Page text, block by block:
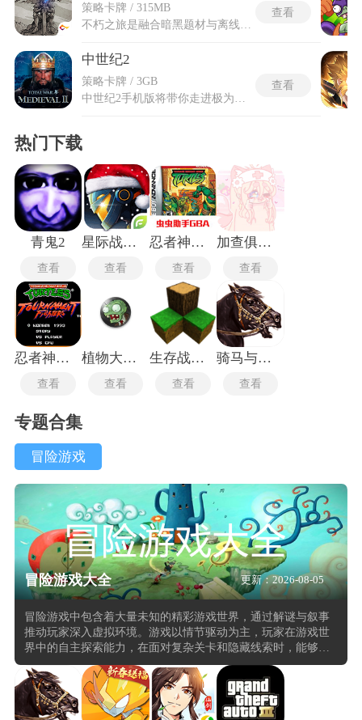
策略卡牌 / 315MB
不朽之旅是融合暗黑题材与离线放置模式的冒险游戏，游戏内置数十类基础职业，搭配多轮转职与副职搭配机制，能衍生大量差异化战斗构筑。搭配三十余种专属兵装、星图天赋与神格系统，自由搭配召唤、持续恢复等不同作战思路。不朽之旅最新版拓展星灵神殿、神愿养成两套全新成长体系，补充精灵、德鲁伊两类进阶转职分支，同步开放更高层级神识等级与流彩魔石道具，调整重铸锻造资源消耗比例。碎片时间可手动挑战宝库副本获取稀有装备，日常离线状态也能稳定积累养成物资，不用时刻停留界面推进进度。
查看
中世纪2
策略卡牌 / 3GB
查看
热门下载
青鬼2
查看
星际战争异形入侵最新版
查看
忍者神龟安卓版
查看
加查俱乐部可爱屋
查看
忍者神龟格斗中文版
查看
植物大战僵尸TV触控版
查看
生存战争2.3插件版
查看
骑马与砍杀2中文版
查看
专题合集
冒险游戏
冒险游戏大全 更新：2026-08-05
冒险游戏中包含着大量未知的精彩游戏世界，通过解谜与叙事
推动玩家深入虚拟环境。游戏以情节驱动为主，玩家在游戏世
界中的自主探索能力，在面对复杂关卡和隐藏线索时，能够通
过观察、推理和逻辑判断来推进剧情发展。游戏机制往往围绕
着环境互动展开，玩家需要与场景中的物体、角色或机制进行
交互，解锁新的路径或揭示故事背景。这种设计增强沉浸感，
也使得每一次探索都充满不确定性与惊喜。